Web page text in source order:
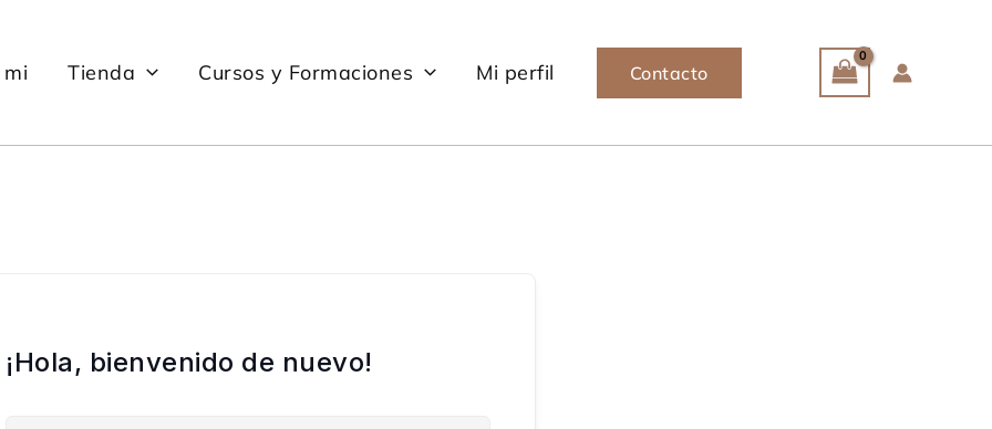
Tienda Cursos y Formaciones Mi perfil Contacto
¡Hola, bienvenido de nuevo!